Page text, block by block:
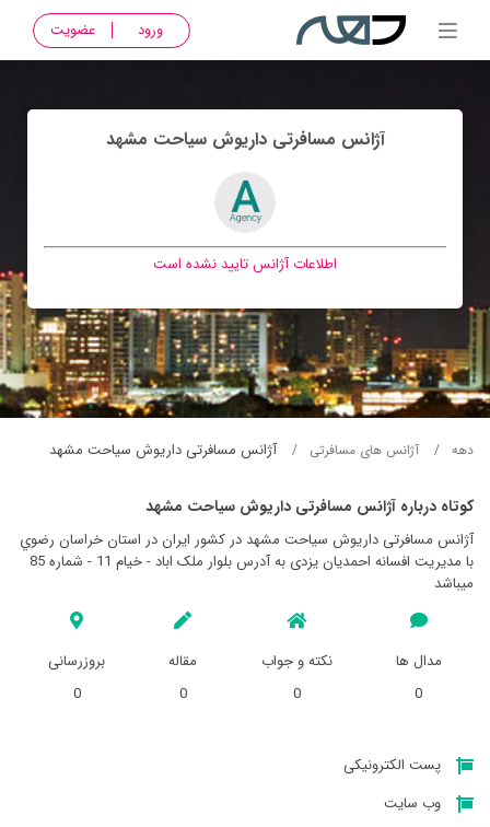
ورود عضویت
آژانس مسافرتی داريوش سياحت مشهد
اطلاعات آژانس تایید نشده است
دهه آژانس های مسافرتی آژانس مسافرتی داريوش سياحت مشهد
کوتاه درباره آژانس مسافرتی داريوش سياحت مشهد
آژانس مسافرتی داريوش سياحت مشهد در کشور ایران در استان خراسان رضوي
با مدیریت افسانه احمدیان یزدی به آدرس بلوار ملک اباد - خیام 11 - شماره 85
میباشد
مدال ها
0
نکته و جواب
0
مقاله
0
بروزرسانی
0
پست الکترونیکی
وب سایت